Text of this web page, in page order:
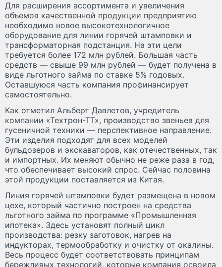
Для расширения ассортимента и увеличения
объемов качественной продукции предприятию
необходимо новое высокотехнологичное
оборудование для линии горячей штамповки и
трансформаторная подстанция. На эти цели
требуется более 172 млн рублей. Большая часть
средств — свыше 99 млн рублей — будет получена в
виде льготного займа по ставке 5% годовых.
Оставшуюся часть компания профинансирует
самостоятельно.
Как отметил Альберт Давлетов, учредитель
компании «Техтрон-ТТ», производство звеньев для
гусеничной техники — перспективное направление.
Эти изделия подходят для всех моделей
бульдозеров и экскаваторов, как отечественных, так
и импортных. Их меняют обычно не реже раза в год,
что обеспечивает высокий спрос. Сейчас половина
этой продукции поставляется из Китая.
Линия горячей штамповки будет размещена в новом
цехе, который частично построен на средства
льготного займа по программе «Промышленная
ипотека». Здесь установят полный цикл
производства: резку заготовок, нагрев на
индукторах, термообработку и очистку от окалины.
Весь процесс будет соответствовать принципам
бережливых технологий, которые компания освоила